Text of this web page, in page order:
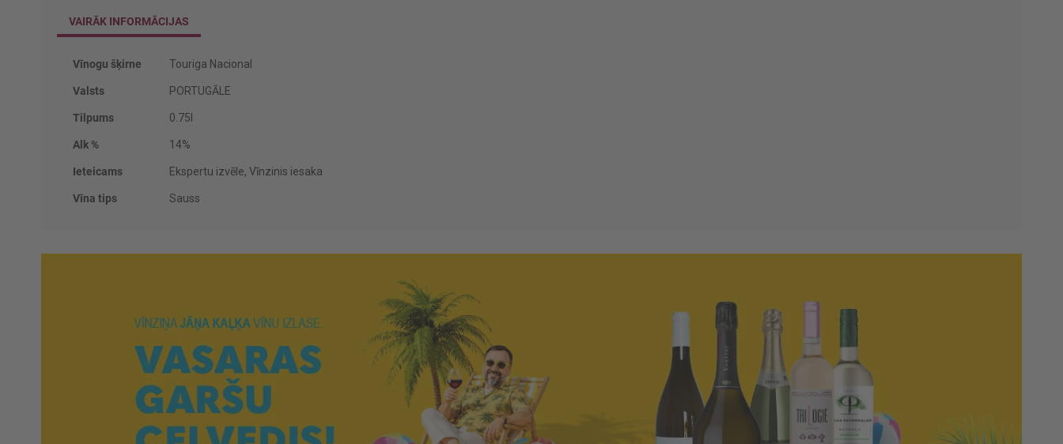
VAIRĀK INFORMĀCIJAS
Vairāk
Vīnogu šķirne Touriga Nacional
Valsts PORTUGĀLE
Tilpums 0.75l
Alk % 14%
Ieteicams Ekspertu izvēle, Vīnzinis iesaka
Vīna tips Sauss